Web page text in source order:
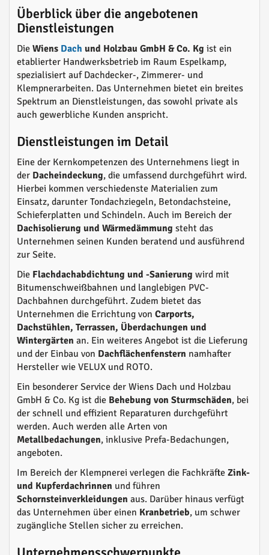
Überblick über die angebotenen
Dienstleistungen
Die Wiens Dach und Holzbau GmbH & Co. Kg ist ein
etablierter Handwerksbetrieb im Raum Espelkamp,
spezialisiert auf Dachdecker-, Zimmerer- und
Klempnerarbeiten. Das Unternehmen bietet ein breites
Spektrum an Dienstleistungen, das sowohl private als
auch gewerbliche Kunden anspricht.
Dienstleistungen im Detail
Eine der Kernkompetenzen des Unternehmens liegt in
der Dacheindeckung, die umfassend durchgeführt wird.
Hierbei kommen verschiedenste Materialien zum
Einsatz, darunter Tondachziegeln, Betondachsteine,
Schieferplatten und Schindeln. Auch im Bereich der
Dachisolierung und Wärmedämmung steht das
Unternehmen seinen Kunden beratend und ausführend
zur Seite.
Die Flachdachabdichtung und -Sanierung wird mit
Bitumenschweißbahnen und langlebigen PVC-
Dachbahnen durchgeführt. Zudem bietet das
Unternehmen die Errichtung von Carports,
Dachstühlen, Terrassen, Überdachungen und
Wintergärten an. Ein weiteres Angebot ist die Lieferung
und der Einbau von Dachflächenfenstern namhafter
Hersteller wie VELUX und ROTO.
Ein besonderer Service der Wiens Dach und Holzbau
GmbH & Co. Kg ist die Behebung von Sturmschäden, bei
der schnell und effizient Reparaturen durchgeführt
werden. Auch werden alle Arten von
Metallbedachungen, inklusive Prefa-Bedachungen,
angeboten.
Im Bereich der Klempnerei verlegen die Fachkräfte Zink-
und Kupferdachrinnen und führen
Schornsteinverkleidungen aus. Darüber hinaus verfügt
das Unternehmen über einen Kranbetrieb, um schwer
zugängliche Stellen sicher zu erreichen.